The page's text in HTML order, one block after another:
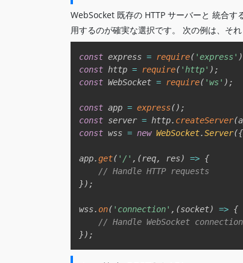
WebSocket 既存の HTTP サーバーと 統合
用するのが確実な選択です。 次の例は、そ
const express = require( 'express' )
const http = require( 'http' ) ;
const WebSocket = require( 'ws' ) ;
const app = express() ;
const server = http. createServer(
const wss = new WebSocket.Server({
app.get( '/' , (req, res) => {
// Handle HTTP requests
}) ;
wss.on( 'connection' , (socket) => {
// Handle WebSocket
}) ;